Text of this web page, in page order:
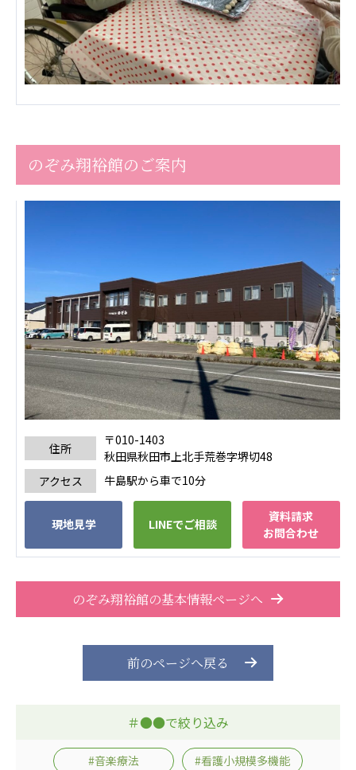
のぞみ翔裕館のご案内
住所
〒010-1403
秋田県秋田市上北手荒巻字堺切48
アクセス
牛島駅から車で10分
現地見学 LINEでご相談
資料請求
お問合わせ
のぞみ翔裕館の基本情報ページへ
前のページへ戻る
＃●●で絞り込み
#音楽療法 #看護小規模多機能